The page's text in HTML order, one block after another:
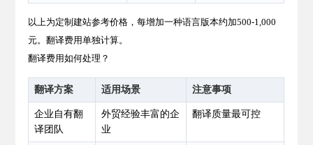
以上为定制建站参考价格，每增加一种语言版本约加500-1,000
元。翻译费用单独计算。
翻译费用如何处理？
翻译方案 适用场景 注意事项
企业自有翻
译团队
外贸经验丰富的企
业
翻译质量最可控